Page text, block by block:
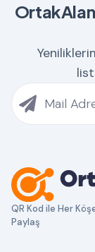
QR Kod ile Her
Paylaş